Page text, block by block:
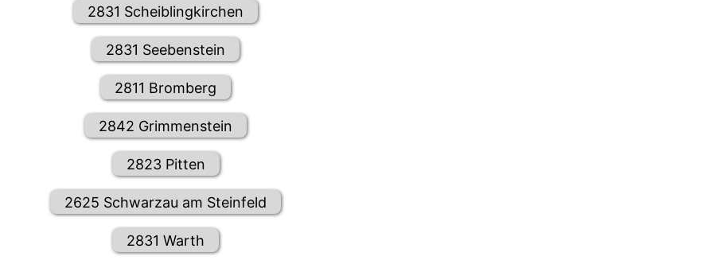
2831 Scheiblingkirchen
2831 Seebenstein
2811 Bromberg
2842 Grimmenstein
2823 Pitten
2625 Schwarzau am Steinfeld
2831 Warth